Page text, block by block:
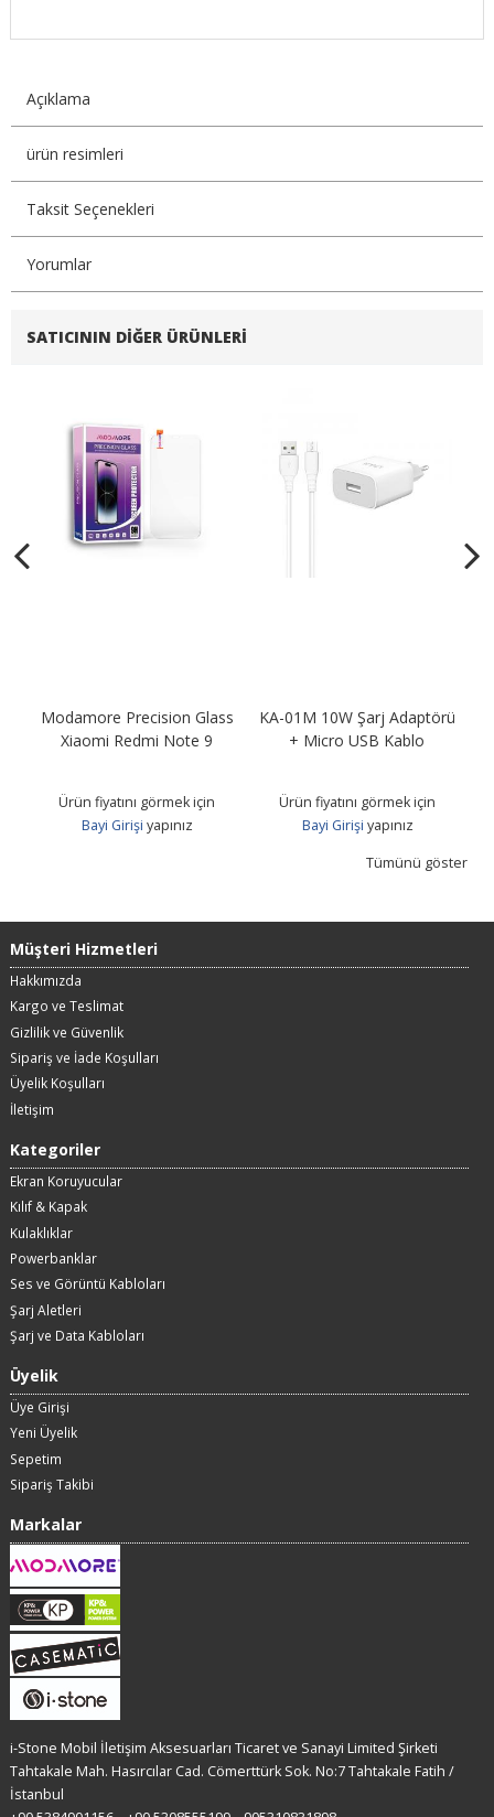
Açıklama
ürün resimleri
Taksit Seçenekleri
Yorumlar
SATICININ DIĞER ÜRÜNLERI
Modamore Precision Glass
Xiaomi Redmi Note 9
Ürün fiyatını görmek için
Bayi Girişi yapınız
KA-01M 10W Şarj Adaptörü
+ Micro USB Kablo
Ürün fiyatını görmek için
Bayi Girişi yapınız
Tümünü göster
Müşteri Hizmetleri
Hakkımızda
Kargo ve Teslimat
Gizlilik ve Güvenlik
Sipariş ve İade Koşulları
Üyelik Koşulları
İletişim
Kategoriler
Ekran Koruyucular
Kılıf & Kapak
Kulaklıklar
Powerbanklar
Ses ve Görüntü Kabloları
Şarj Aletleri
Şarj ve Data Kabloları
Üyelik
Üye Girişi
Yeni Üyelik
Sepetim
Sipariş Takibi
Markalar
i-Stone Mobil İletişim Aksesuarları Ticaret ve Sanayi Limited Şirketi
Tahtakale Mah. Hasırcılar Cad. Cömerttürk Sok. No:7 Tahtakale Fatih /
İstanbul